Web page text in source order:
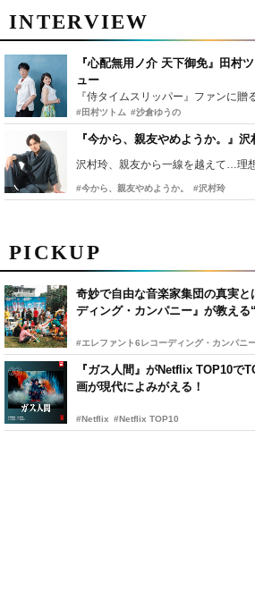
PICKUP
奇妙で自由な音楽家集団の真実
ディング・カンパニー』が教え
#エレファント6レコーディング・カンパニ
『ガス人間』がNetflix TOP10で
画が現代によみがえる！
#Netflix #Netflix TOP10
INTERVIEW
『心配無用ノ介 天下御免』田村
ュー
#田村ツトム #沙倉ゆうの
『今から、親友やめようか。』
沢村玲、親友から一線を越えて…理
#今から、親友やめようか。 #沢村玲